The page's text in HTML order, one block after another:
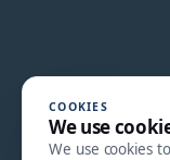
COOKIES
We use
We use cookies